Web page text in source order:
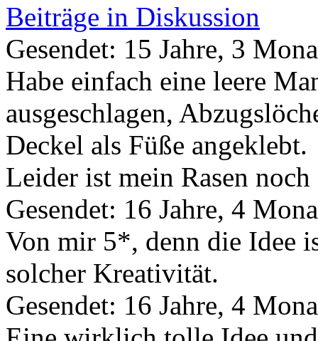
Beiträge in Diskussion
Gesendet: 15 Jahre, 3
Habe einfach eine leere
ausgeschlagen,
Deckel als Füße angeklebt.
Leider ist mein Rasen
Gesendet: 16 Jahre, 4
Von mir 5*, denn die Idee
solcher Kreativität.
Gesendet: 16 Jahre, 4